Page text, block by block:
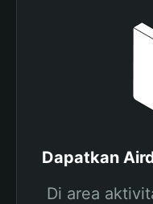
Dapatkan
Di area